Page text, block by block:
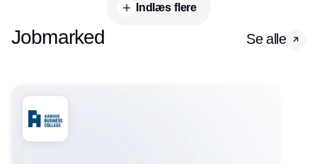
Indlæs flere
Jobmarked Se alle